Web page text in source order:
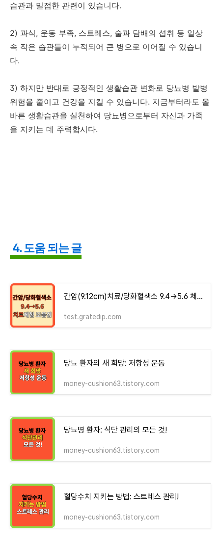
습관과 밀접한 관련이 있습니다.
2) 과식, 운동 부족, 스트레스, 술과 담배의 섭취 등 일상
속 작은 습관들이 누적되어 큰 병으로 이어질 수 있습니
다.
3) 하지만 반대로 긍정적인 생활습관 변화로 당뇨병 발병
위험을 줄이고 건강을 지킬 수 있습니다. 지금부터라도 올
바른 생활습관을 실천하여 당뇨병으로부터 자신과 가족
을 지키는 데 주력합시다.
4. 도움 되는 글
간암(9.12cm)치료/당화혈색소 9.4→5.6 체험기 모음집 - money-health
test.gratedip.com
당뇨 환자의 새 희망: 저항성 운동
money-cushion63.tistory.com
당뇨병 환자: 식단 관리의 모든 것!
money-cushion63.tistory.com
혈당수치 지키는 방법: 스트레스 관리!
money-cushion63.tistory.com